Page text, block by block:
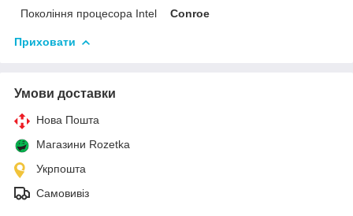
Покоління процесора Intel
Conroe
Приховати
Умови доставки
Нова Пошта
Магазини Rozetka
Укрпошта
Самовивіз